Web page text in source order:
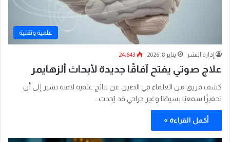
علمية وتقنية
إدارة النشر يناير 8, 2026 24٬643
علاج صوتي يفتح آفاقًا جديدة لأبحاث ألزهايمر
كشف فريق من العلماء في الصين عن نتائج علمية لافتة تشير إلى أن
تحفيزًا سمعيًا بسيطًا وغير جراحي قد يُحدث…
أكمل القراءة »